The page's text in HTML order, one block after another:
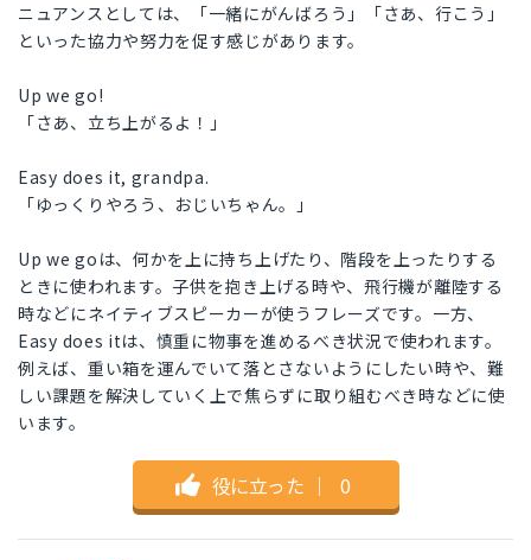
ニュアンスとしては、「一緒にがんばろう」「さあ、行こう」
といった協力や努力を促す感じがあります。
Up we go!
「さあ、立ち上がるよ！」
Easy does it, grandpa.
「ゆっくりやろう、おじいちゃん。」
Up we goは、何かを上に持ち上げたり、階段を上ったりする
ときに使われます。子供を抱き上げる時や、飛行機が離陸する
時などにネイティブスピーカーが使うフレーズです。一方、
Easy does itは、慎重に物事を進めるべき状況で使われます。
例えば、重い箱を運んでいて落とさないようにしたい時や、難
しい課題を解決していく上で焦らずに取り組むべき時などに使
います。
役に立った ｜ 0